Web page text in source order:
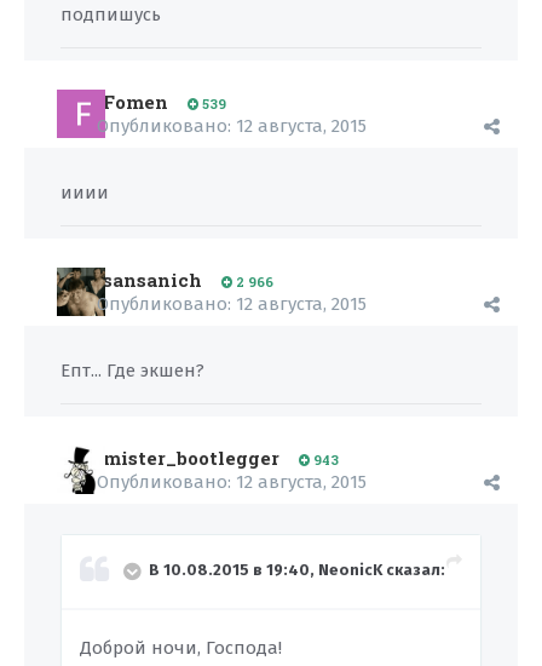
подпишусь
Fomen 539
Опубликовано: 12 августа, 2015
ииии
sansanich 2 966
Опубликовано: 12 августа, 2015
Епт... Где экшен?
mister_bootlegger 943
Опубликовано: 12 августа, 2015
В 10.08.2015 в 19:40, NeonicK сказал:
Доброй ночи, Господа!